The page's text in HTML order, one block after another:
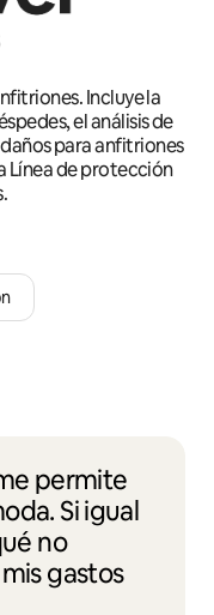
Incluye la
el análisis de
para anfitriones
Línea de protección
permite
Si igual
no
gastos